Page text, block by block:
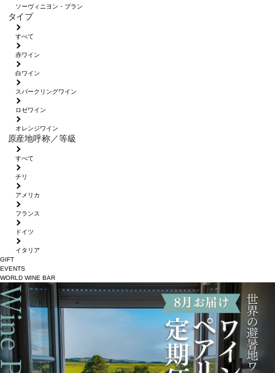
ソーヴィニヨン・ブラン
タイプ
すべて
赤ワイン
白ワイン
スパークリングワイン
ロゼワイン
オレンジワイン
原産地呼称／等級
すべて
チリ
アメリカ
フランス
ドイツ
イタリア
GIFT
EVENTS
WORLD WINE BAR